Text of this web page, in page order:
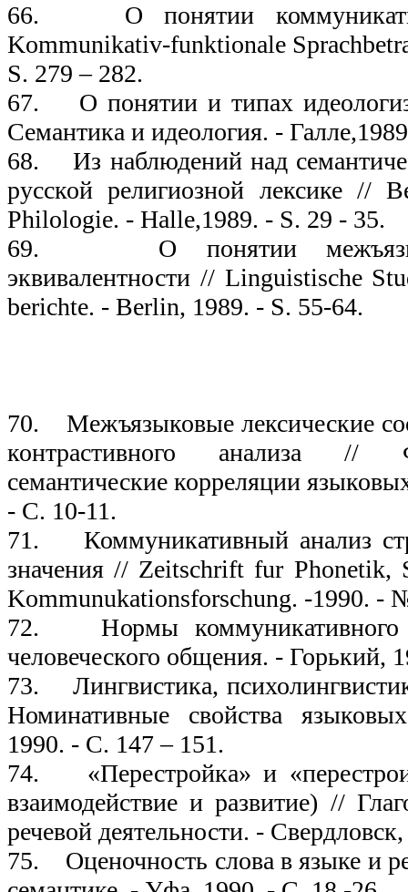
66. О понятии
Kommunikativ-funktionale
S. 279 – 282.
67. О понятии и типах
Семантика и идеология. -
68. Из наблюдений над
русской религиозной лексике //
Philologie. - Halle,1989. - S. 29 - 35.
69. О понятии
эквивалентности // Linguistische
berichte. - Berlin, 1989. - S. 55-64.
70. Межъязыковые лексические
контрастивного анализа //
семантические корреляции
- С. 10-11.
71. Коммуникативный анализ
значения // Zeitschrift fur Phonetik,
Kommunukationsforschung. -1990. -
72. Нормы коммуникативного
человеческого общения. - Горький,
73. Лингвистика,
Номинативные свойства
1990. - С. 147 – 151.
74. «Перестройка» и
взаимодействие и развитие) //
речевой деятельности. -
75. Оценочность слова в языке и